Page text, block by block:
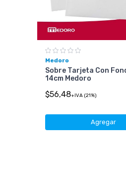
Medoro
Sobre Tarjeta Con
14cm Medoro
$56,48+IVA (21%)
Agregar